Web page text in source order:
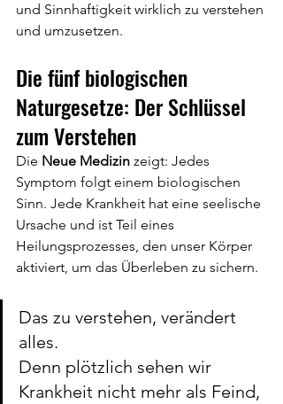
und Sinnhaftigkeit wirklich zu verstehen
und umzusetzen.
Die fünf biologischen
Naturgesetze: Der Schlüssel
zum Verstehen
Die Neue Medizin zeigt: Jedes
Symptom folgt einem biologischen
Sinn. Jede Krankheit hat eine seelische
Ursache und ist Teil eines
Heilungsprozesses, den unser Körper
aktiviert, um das Überleben zu sichern.
Das zu verstehen, verändert
alles.
Denn plötzlich sehen wir
Krankheit nicht mehr als Feind,